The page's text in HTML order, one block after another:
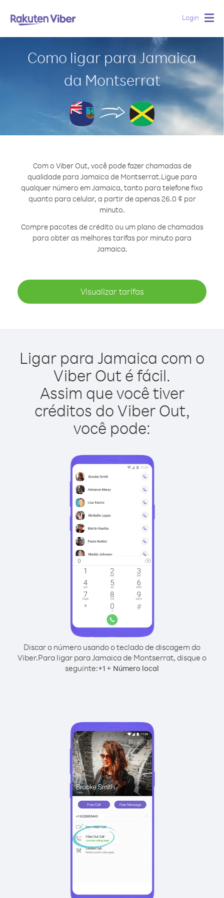
Login
Como ligar para Jamaica
da Montserrat
Com o Viber Out, você pode fazer chamadas de
qualidade para Jamaica de Montserrat.Ligue para
qualquer número em Jamaica, tanto para telefone fixo
quanto para celular, a partir de apenas 26.0 ¢ por
minuto.
Compre pacotes de crédito ou um plano de chamadas
para obter as melhores tarifas por minuto para
Jamaica.
Visualizar tarifas
Ligar para Jamaica com o
Viber Out é fácil.
Assim que você tiver
créditos do Viber Out,
você pode:
Discar o número usando o teclado de discagem do
Viber.Para ligar para Jamaica de Montserrat, disque o
seguinte:+1 + Número local